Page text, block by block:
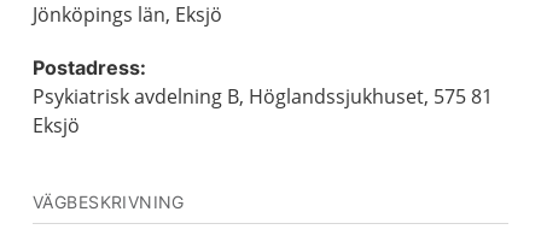
Jönköpings län, Eksjö
Postadress:
Psykiatrisk avdelning B, Höglandssjukhuset, 575 81
Eksjö
VÄGBESKRIVNING